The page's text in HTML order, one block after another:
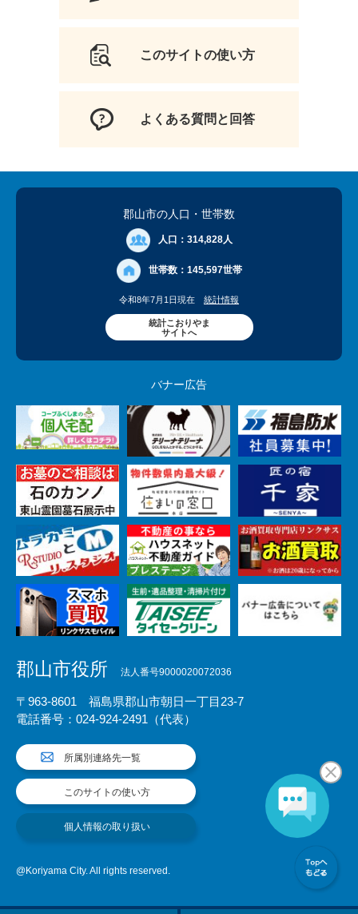
このサイトの使い方
よくある質問と回答
郡山市の人口 ・世帯数
人口： 314,828人
世帯数： 145,597世帯
令和8年7月1日現在 統計情報
統計こおりやま
サイトへ
バナー広告
郡山市役所 法人番号9000020072036
〒963-8601 福島県郡山市朝日一丁目23-7
電話番号：024-924-2491（代表）
所属別連絡先一覧
このサイトの使い方
個人情報の取り扱い
@Koriyama City. All rights reserved.